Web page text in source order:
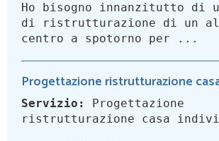
Ho bisogno innanzitutto di
di ristrutturazione di un
centro a spotorno per ...
Progettazione ristrutturazione
Servizio:
Progettazione
ristrutturazione casa